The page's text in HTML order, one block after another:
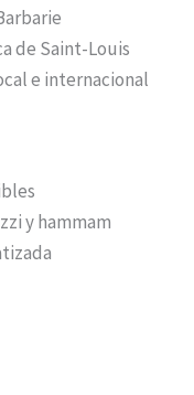
de Saint-Louis
e internacional
y hammam